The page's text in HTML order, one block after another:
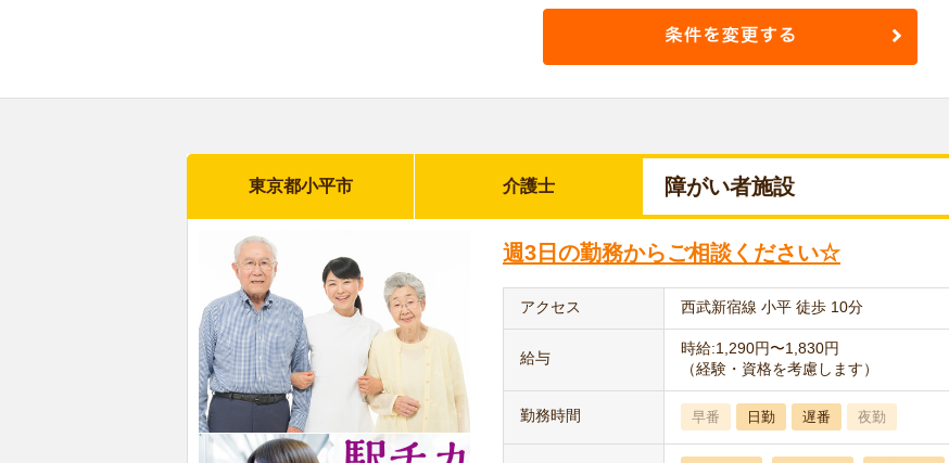
東京都小平市 介護士 障がい者施設
週3日の勤務からご相談ください☆
アクセス 西武新宿線 小平 徒歩 10分
給与
時給:1,290円〜1,830円
（経験・資格を考慮します）
勤務時間 早番 日勤 遅番 夜勤